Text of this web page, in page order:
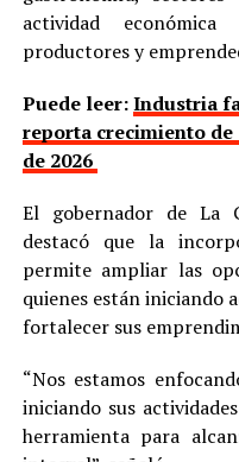
actividad
productores y
Puede leer:Industria
reporta crecimiento de
de 2026
El gobernador de La
destacó que la
permite ampliar las
quienes están iniciando
fortalecer sus
“Nos estamos
iniciando sus
herramienta para